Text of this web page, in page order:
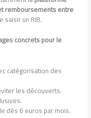
remboursements entre
saisir un RIB.
concrets pour le
catégorisation des
les découverts.
dès 6 euros par mois.